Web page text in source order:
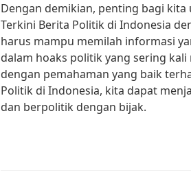
Dengan demikian, penting bagi
Terkini Berita Politik di Indonesia
harus mampu memilah informasi
dalam hoaks politik yang sering
dengan pemahaman yang baik
Politik di Indonesia, kita dapat
dan berpolitik dengan bijak.